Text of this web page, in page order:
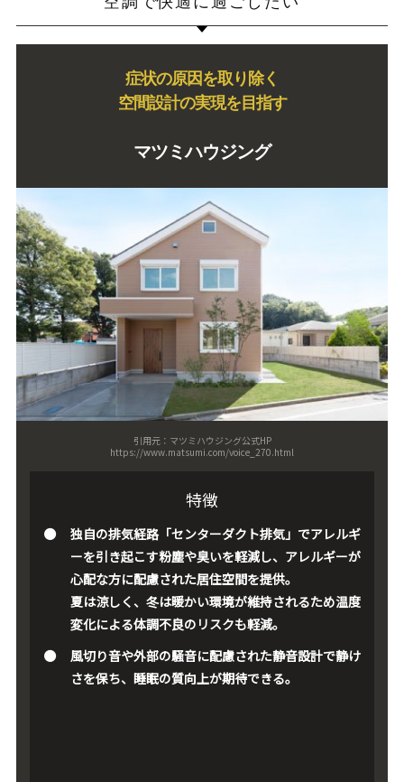
症状の原因を取り除く
空間設計の実現を目指す
マツミハウジング
引用元：マツミハウジング公式HP
https://www.matsumi.com/voice_270.html
特徴
独自の排気経路「センターダクト排気」でアレルギ
ーを引き起こす粉塵や臭いを軽減し、アレルギーが
心配な方に配慮された居住空間を提供。
夏は涼しく、冬は暖かい環境が維持されるため温度
変化による体調不良のリスクも軽減。
風切り音や外部の騒音に配慮された静音設計で静け
さを保ち、睡眠の質向上が期待できる。